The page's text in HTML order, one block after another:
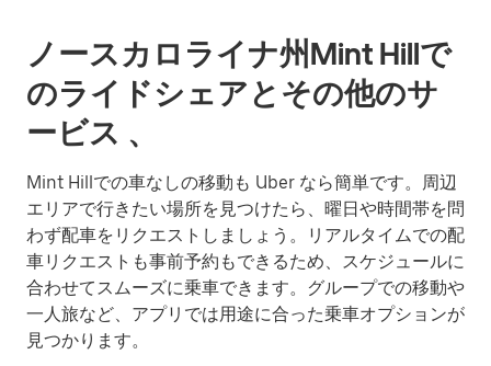
ノースカロライナ州Mint Hillで
のライドシェアとその他のサ
ービス 、
Mint Hillでの車なしの移動も Uber なら簡単です。周辺
エリアで行きたい場所を見つけたら、曜日や時間帯を問
わず配車をリクエストしましょう。リアルタイムでの配
車リクエストも事前予約もできるため、スケジュールに
合わせてスムーズに乗車できます。グループでの移動や
一人旅など、アプリでは用途に合った乗車オプションが
見つかります。